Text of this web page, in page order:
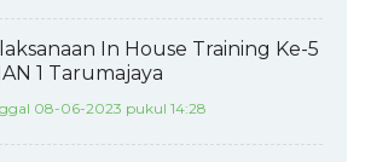
In House Training Ke-5
1 Tarumajaya
08-06-2023 pukul 14:28